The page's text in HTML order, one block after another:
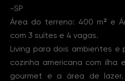
-SP
Área do terreno: 400 m² e
com 3 suítes e 4 vagas.
Living para dois ambientes e
cozinha americana com ilha
gourmet e a área de